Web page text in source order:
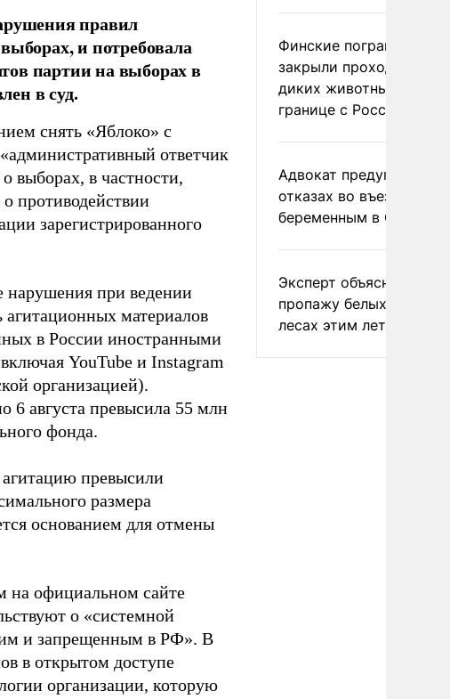
правил
и потребовала
партии на выборах в
в суд.
снять «Яблоко» с
ответчик
выборах, в частности,
о противодействии
зарегистрированного
нарушения при ведении
материалов
в России иностранными
YouTube и Instagram
организацией).
6 августа превысила 55 млн
фонда.
превысили
размера
основанием для отмены
на официальном сайте
о «системной
и запрещенным в РФ». В
в открытом доступе
организации, которую
Финские пограничники
закрыли проходы для
диких животных на
границе с Россией
Адвокат предупредил
отказах во въезде
беременным в США
Эксперт объяснил
пропажу белых грибов
лесах этим летом